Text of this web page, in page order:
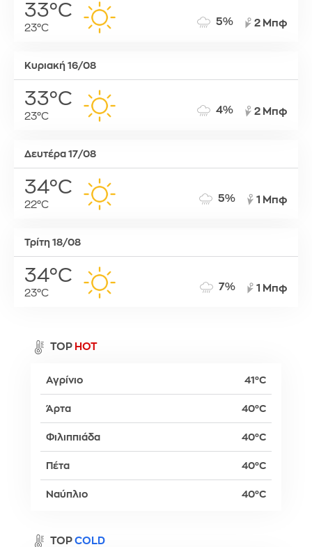
33°C
23°C
5% 2 Μπφ
Κυριακή 16/08
33°C
23°C
4% 2 Μπφ
Δευτέρα 17/08
34°C
22°C
5% 1 Μπφ
Τρίτη 18/08
34°C
23°C
7% 1 Μπφ
TOP HOT
Αγρίνιο 41°C
Άρτα 40°C
Φιλιππιάδα 40°C
Πέτα 40°C
Ναύπλιο 40°C
TOP COLD